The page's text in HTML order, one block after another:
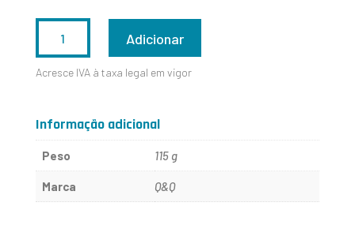
DE
Adicionar
Acresce IVA à taxa legal em vigor
Informação adicional
Peso 115 g
Marca Q&Q